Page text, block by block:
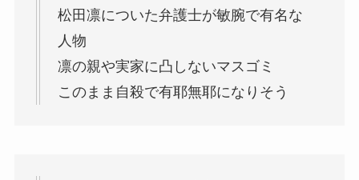
松田凛についた弁護士が敏腕で有名な
人物
凛の親や実家に凸しないマスゴミ
このまま自殺で有耶無耶になりそう